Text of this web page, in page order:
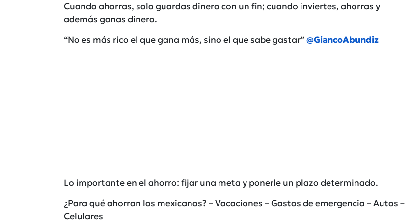
Cuando ahorras, solo guardas dinero con un fin; cuando inviertes, ahorras y
además ganas dinero.
“No es más rico el que gana más, sino el que sabe gastar”@GiancoAbundiz
Lo importante en el ahorro: fijar una meta y ponerle un plazo determinado.
¿Para qué ahorran los mexicanos? – Vacaciones – Gastos de emergencia – Autos –
Celulares